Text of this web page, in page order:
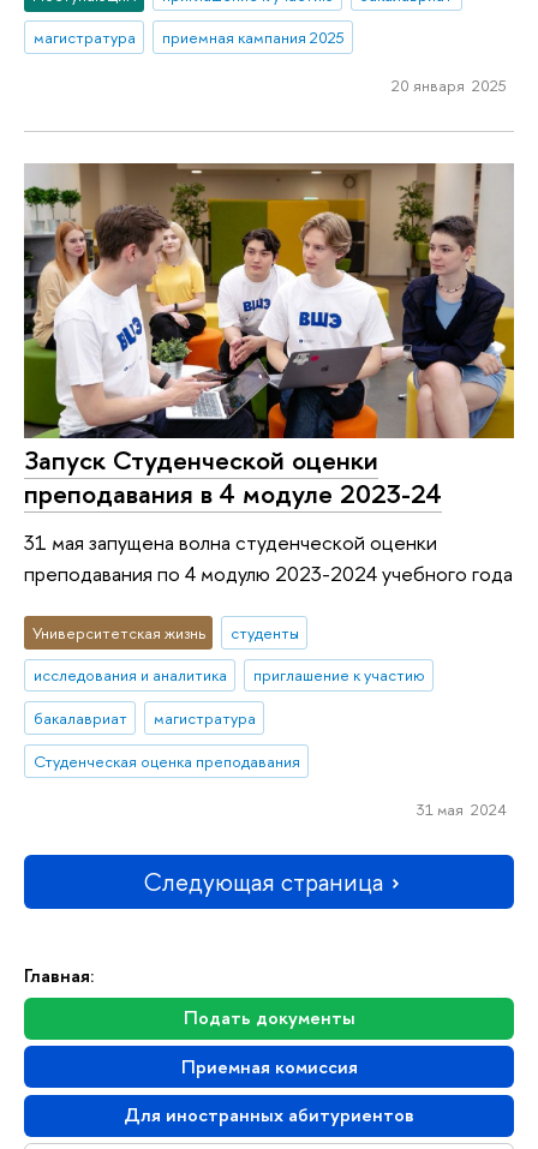
Главная:
Подать документы
Приемная комиссия
Для иностранных абитуриентов
магистратура
приемная кампания 2025
20 января 2025
Запуск Студенческой оценки
преподавания в 4 модуле 2023-24
31 мая запущена волна студенческой оценки
преподавания по 4 модулю 2023-2024 учебного года
Университетская жизнь
студенты
исследования и аналитика
приглашение к участию
бакалавриат
магистратура
Студенческая оценка преподавания
31 мая 2024
Следующая страница